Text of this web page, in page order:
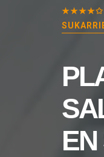
★★★★✩
EN